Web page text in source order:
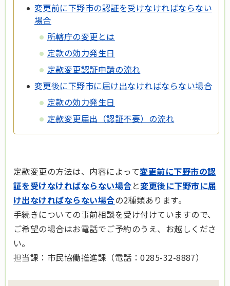
変更前に下野市の認証を受けなければならない
場合
所轄庁の変更とは
定款の効力発生日
定款変更認証申請の流れ
変更後に下野市に届け出なければならない場合
定款の効力発生日
定款変更届出（認証不要）の流れ
定款変更の方法は、内容によって変更前に下野市の認
証を受けなければならない場合と変更後に下野市に届
け出なければならない場合の2種類あります。
手続きについての事前相談を受け付けていますので、
ご希望の場合はお電話でご予約のうえ、お越しくださ
い。
担当課：市民協働推進課（電話：0285-32-8887）